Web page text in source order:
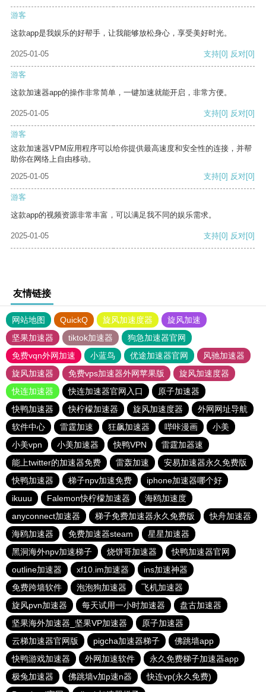
游客
这款app是我娱乐的好帮手，让我能够放松身心，享受美好时光。
2025-01-05 支持[0] 反对[0]
游客
这款加速器app的操作非常简单，一键加速就能开启，非常方便。
2025-01-05 支持[0] 反对[0]
游客
这款加速器VPM应用程序可以给你提供最高速度和安全性的连接，并帮
助你在网络上自由移动。
2025-01-05
支持[0] 反对[0]
游客
这款app的视频资源非常丰富，可以满足我不同的娱乐需求。
2025-01-05 支持[0] 反对[0]
友情链接
网站地图 QuickQ 旋风加速度器
旋风加速
坚果加速器
tiktok加速器
狗急加速器官网
免费vqn外网加速
小蓝鸟 优途加速器官网
风驰加速器
旋风加速器
免费vps加速器外网苹果版
旋风加速度器
快连加速器
快连加速器官网入口
原子加速器
快鸭加速器
快柠檬加速器 旋风加速度器
外网网址导航
软件中心
雷霆加速 狂飙加速器 哔咔漫画
小美
小美vpn
小美加速器 快鸭VPN
雷霆加器速
能上twitter的加速器免费
雷轰加速
安易加速器永久免费版
快鸭加速器
梯子npv加速免费
iphone加速器哪个好
ikuuu
Falemon快柠檬加速器
海鸥加速度
anyconnect加速器
梯子免费加速器永久免费版
快舟加速器
海鸥加速器
免费加速器steam
星星加速器
黑洞海外npv加速梯子
烧饼哥加速器
快鸭加速器官网
outline加速器
xf10.im加速器
ins加速神器
免费跨墙软件
泡泡狗加速器
飞机加速器
旋风pvn加速器
每天试用一小时加速器
盘古加速器
坚果海外加速器_坚果VP加速器
原子加速器
云梯加速器官网版
pigcha加速器梯子
佛跳墙app
快鸭游戏加速器
外网加速软件
永久免费梯子加速器app
极兔加速器
佛跳墙v加p速n器
快连vp(永久免费)